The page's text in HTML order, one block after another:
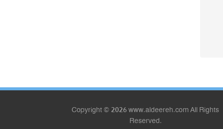
Copyright © 2026 www.aldeereh.com All Rights
Reserved.